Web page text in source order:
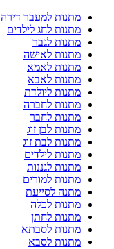
מתנות למעבר דירה
מתנות לחג לילדים
מתנות לגבר
מתנות לאישה
מתנות לאמא
מתנות לאבא
מתנות ליולדת
מתנות לחברה
מתנות לחבר
מתנות לבן זוג
מתנות לבת זוג
מתנות לילדים
מתנות לגננות
מתנות למורים
מתנה לסייעת
מתנות לכלה
מתנות לחתן
מתנות לסבתא
מתנות לסבא